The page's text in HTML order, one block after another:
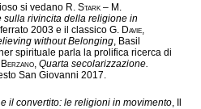
si vedano R. Stark – M.
sulla rivincita della religione in
2003 e il classicoG. Davie
without Belonging , Basil
spirituale parla la prolifica ricerca di
,Quarta secolarizzazione.
San Giovanni 2017.
il convertito: le religioni in movimento , Il